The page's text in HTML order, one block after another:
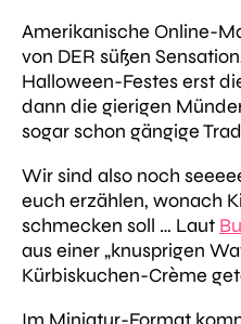
Amerikanische Online-
von DER süßen
Halloween-Festes erst
dann die gierigen
sogar schon gängige
Wir sind also noch
euch erzählen, wonach
schmecken soll … Laut
aus einer„knusprigen
Kürbiskuchen-Crème